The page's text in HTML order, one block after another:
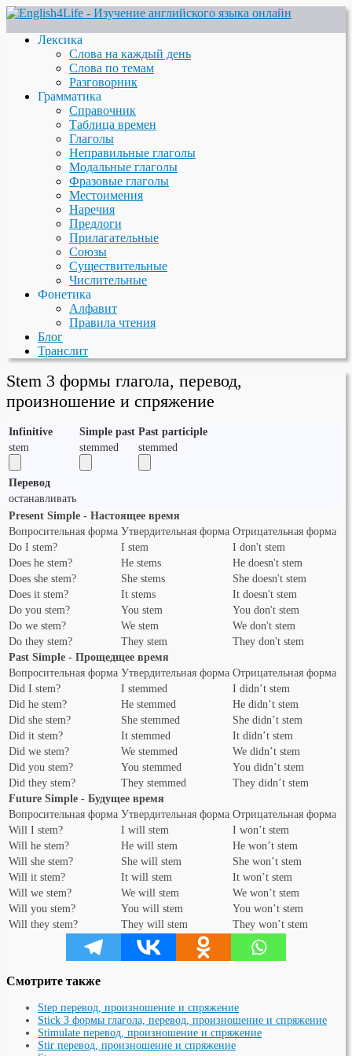
Лексика
Слова на каждый день
Слова по темам
Разговорник
Грамматика
Справочник
Таблица времен
Глаголы
Неправильные глаголы
Модальные глаголы
Фразовые глаголы
Местоимения
Наречия
Предлоги
Прилагательные
Союзы
Существительные
Числительные
Фонетика
Алфавит
Правила чтения
Блог
Транслит
Stem 3 формы глагола, перевод,
произношение и спряжение
Infinitive Simple past Past participle
stem
stemmed stemmed
Перевод
останавливать
Present Simple - Настоящее время
Вопросительная форма Утвердительная форма Отрицательная форма
Do I stem?
I stem
I don't stem
Does he stem?
He stems
He doesn't stem
Does she stem?
She stems
She doesn't stem
Does it stem?
It stems
It doesn't stem
Do you stem?
You stem
You don't stem
Do we stem?
We stem
We don't stem
Do they stem?
They stem
They don't stem
Past Simple - Прощедщее время
Вопросительная форма Утвердительная форма Отрицательная форма
Did I stem?
I stemmed
I didn’t stem
Did he stem?
He stemmed
He didn’t stem
Did she stem?
She stemmed
She didn’t stem
Did it stem?
It stemmed
It didn’t stem
Did we stem?
We stemmed
We didn’t stem
Did you stem?
You stemmed
You didn’t stem
Did they stem?
They stemmed
They didn’t stem
Future Simple - Будущее время
Вопросительная форма Утвердительная форма Отрицательная форма
Will I stem?
I will stem
I won’t stem
Will he stem?
He will stem
He won’t stem
Will she stem?
She will stem
She won’t stem
Will it stem?
It will stem
It won’t stem
Will we stem?
We will stem
We won’t stem
Will you stem?
You will stem
You won’t stem
Will they stem?
They will stem They won’t stem
Смотрите также
Step перевод, произношение и спряжение
Stick 3 формы глагола, перевод, произношение и спряжение
Stimulate перевод, произношение и спряжение
Stir перевод, произношение и спряжение